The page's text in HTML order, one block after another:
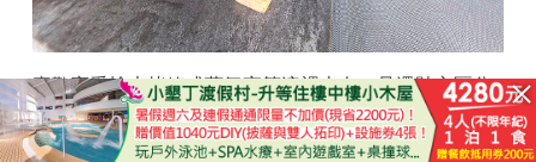
喜歡享受檜木烤箱或蒸氣室等這裡也有，且還貼心區分
男女。
已結束